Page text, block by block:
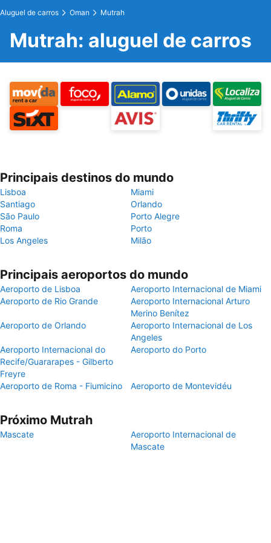
Aluguel de carros Oman Mutrah
Mutrah: aluguel de carros
Principais destinos do mundo
Lisboa
Miami
Santiago
Orlando
São Paulo
Porto Alegre
Roma
Porto
Los Angeles
Milão
Principais aeroportos do mundo
Aeroporto de Lisboa
Aeroporto Internacional de Miami
Aeroporto de Rio Grande
Aeroporto Internacional Arturo
Merino Benítez
Aeroporto de Orlando
Aeroporto Internacional de Los
Angeles
Aeroporto Internacional do
Recife/Guararapes - Gilberto
Freyre
Aeroporto do Porto
Aeroporto de Roma - Fiumicino Aeroporto de Montevidéu
Próximo Mutrah
Mascate
Aeroporto Internacional de
Mascate